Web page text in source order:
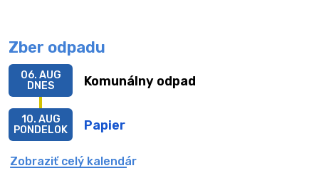
Zber odpadu
Komunálny odpad
06. AUG
DNES
Papier
10. AUG
PONDELOK
Zobraziť celý kalendár